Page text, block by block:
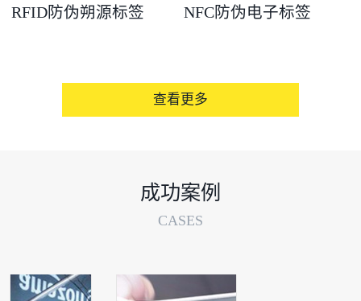
RFID防伪朔源标签 NFC防伪电子标签
查看更多
成功案例
CASES